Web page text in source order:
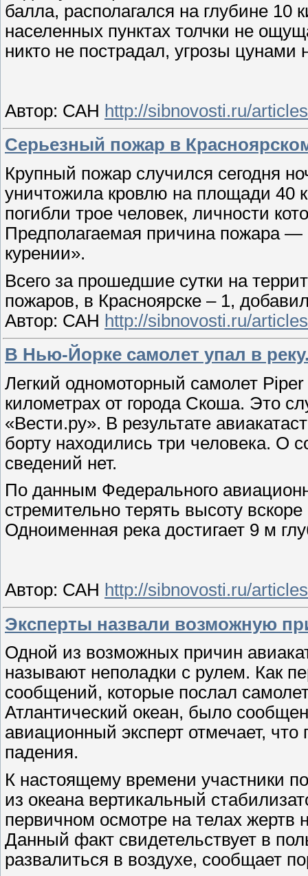
балла, располагался на глубине 10
населенных пунктах толчки не
никто не пострадал, угрозы цунами
Автор: САН http://sibnovosti.ru/
Серьезный пожар в
Крупный пожар случился сегодня
уничтожила кровлю на площади 40
погибли трое человек, личности
Предполагаемая причина пожара
курении».
Всего за прошедшие сутки на
пожаров, в Красноярске – 1,
Автор: САН http://sibnovosti.ru/
В Нью-Йорке самолет упал в
Легкий одномоторный самолет
километрах от города Скоша. Это
«Вести.ру». В результате
борту находились три человека. О
сведений нет.
По данным Федерального
стремительно терять высоту
Одноименная река достигает 9 м
Автор: САН http://sibnovosti.ru/
Эксперты назвали возможную
Одной из возможных причин
называют неполадки с рулем. Как
сообщений, которые послал
Атлантический океан, было
авиационный эксперт отмечает,
падения.
К настоящему времени участники
из океана вертикальный
первичном осмотре на телах
Данный факт свидетельствует в
развалиться в воздухе, сообщает